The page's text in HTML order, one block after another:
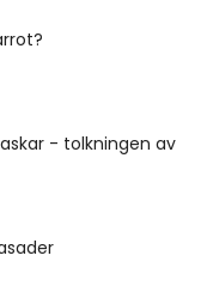
- tolkningen av